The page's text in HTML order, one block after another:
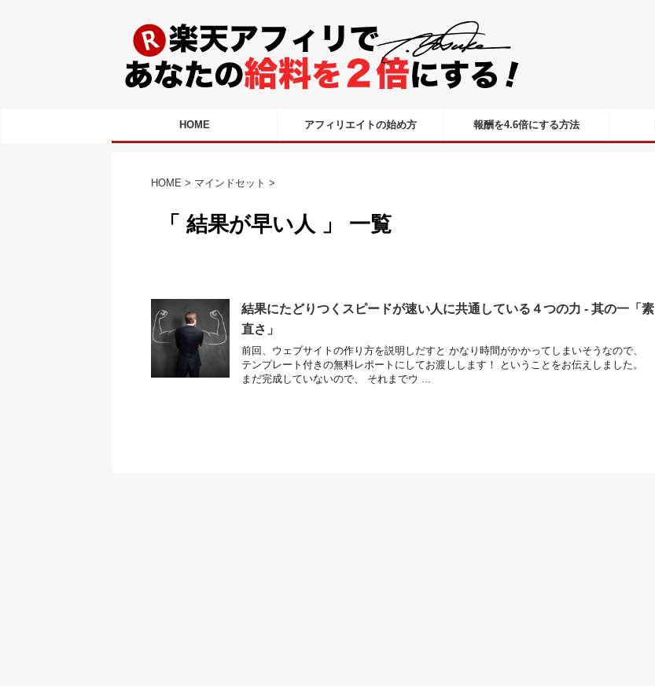
HOME アフィリエイトの始め方 報酬を4.6倍にする方法
HOME > マインドセット >
「 結果が早い人 」 一覧
結果にたどりつくスピードが速い人に共通している４つの力 - 其の一「素
直さ」
前回、ウェブサイトの作り方を説明しだすと かなり時間がかかってしまいそうなので、
テンプレート付きの無料レポートにしてお渡しします！ ということをお伝えしました。
まだ完成していないので、 それまでウ ...